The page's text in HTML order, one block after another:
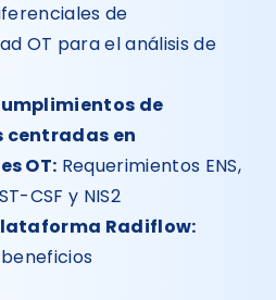
de
OT para el análisis de
de
en
OT: Requerimientos ENS,
CSF y NIS2
Radiflow: